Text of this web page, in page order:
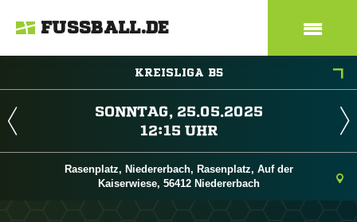
FUSSBALL.DE
KREISLIGA B5
 
 
Rasenplatz, Niedererbach, Rasenplatz, Auf der
Kaiserwiese, 56412 Niedererbach